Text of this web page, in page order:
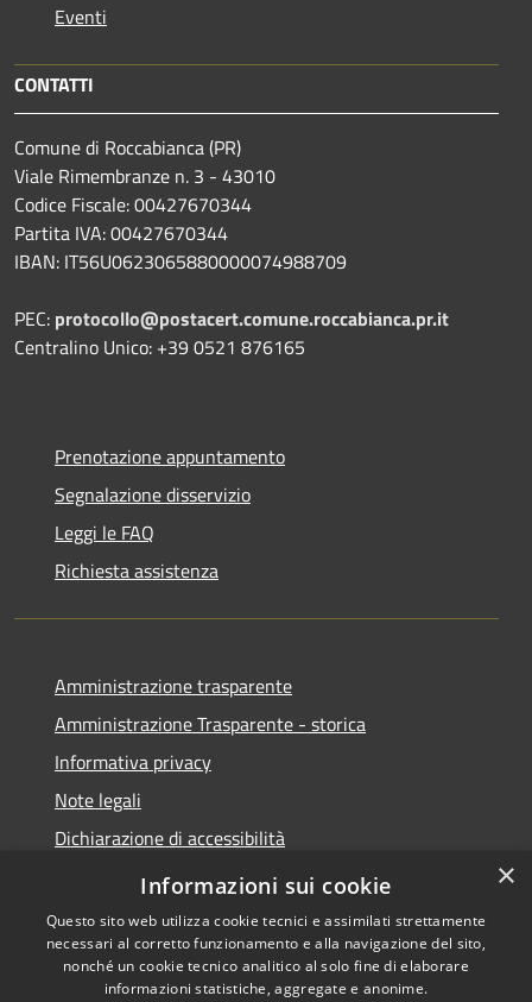
Eventi
CONTATTI
Comune di Roccabianca (PR)
Viale Rimembranze n. 3 - 43010
Codice Fiscale: 00427670344
Partita IVA: 00427670344
IBAN: IT56U0623065880000074988709
PEC: protocollo@postacert.comune.roccabianca.pr.it
Centralino Unico: +39 0521 876165
Prenotazione appuntamento
Segnalazione disservizio
Leggi le FAQ
Richiesta assistenza
Amministrazione trasparente
Amministrazione Trasparente - storica
Informativa privacy
Note legali
Dichiarazione di accessibilità
Obiettivi di accessibilità
Copyright © 2026 • Comune di
×
Informazioni sui cookie
Questo sito web utilizza cookie tecnici e assimilati strettamente
necessari al corretto funzionamento e alla navigazione del sito,
nonché un cookie tecnico analitico al solo fine di elaborare
informazioni statistiche, aggregate e anonime.